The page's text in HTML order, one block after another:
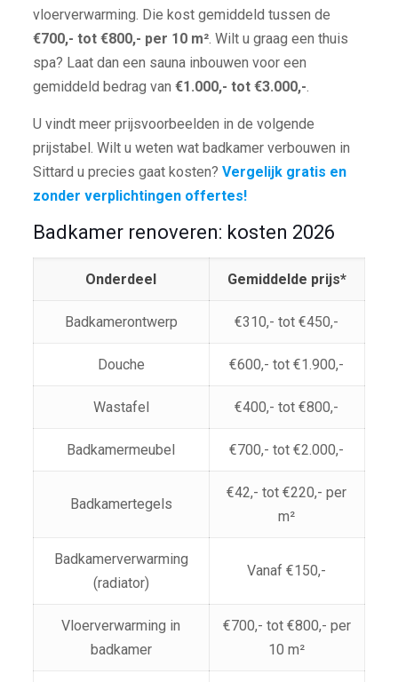
vloerverwarming. Die kost gemiddeld tussen de
€700,- tot €800,- per 10 m². Wilt u graag een thuis
spa? Laat dan een sauna inbouwen voor een
gemiddeld bedrag van €1.000,- tot €3.000,-.
U vindt meer prijsvoorbeelden in de volgende
prijstabel. Wilt u weten wat badkamer verbouwen in
Sittard u precies gaat kosten? Vergelijk gratis en
zonder verplichtingen offertes!
Badkamer renoveren: kosten 2026
Onderdeel Gemiddelde prijs*
Badkamerontwerp €310,- tot €450,-
Douche €600,- tot €1.900,-
Wastafel €400,- tot €800,-
Badkamermeubel €700,- tot €2.000,-
Badkamertegels
€42,- tot €220,- per
m²
Badkamerverwarming
(radiator)
Vanaf €150,-
Vloerverwarming in
badkamer
€700,- tot €800,- per
10 m²